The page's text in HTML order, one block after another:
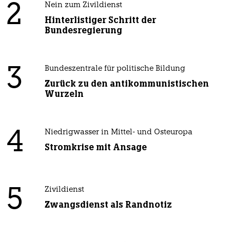
2 Nein zum Zivildienst
Hinterlistiger Schritt der
Bundesregierung
3 Bundeszentrale für politische Bildung
Zurück zu den antikommunistischen
Wurzeln
4 Niedrigwasser in Mittel- und Osteuropa
Stromkrise mit Ansage
5 Zivildienst
Zwangsdienst als Randnotiz